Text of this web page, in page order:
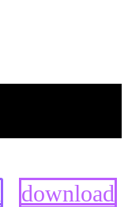
download